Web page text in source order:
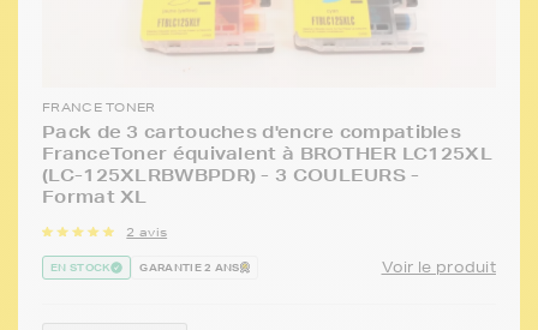
FRANCE TONER
Pack de 3 cartouches d'encre compatibles
FranceToner équivalent à BROTHER LC125XL
(LC-125XLRBWBPDR) - 3 COULEURS -
Format XL
2 avis
EN STOCK GARANTIE 2 ANS Voir le produit